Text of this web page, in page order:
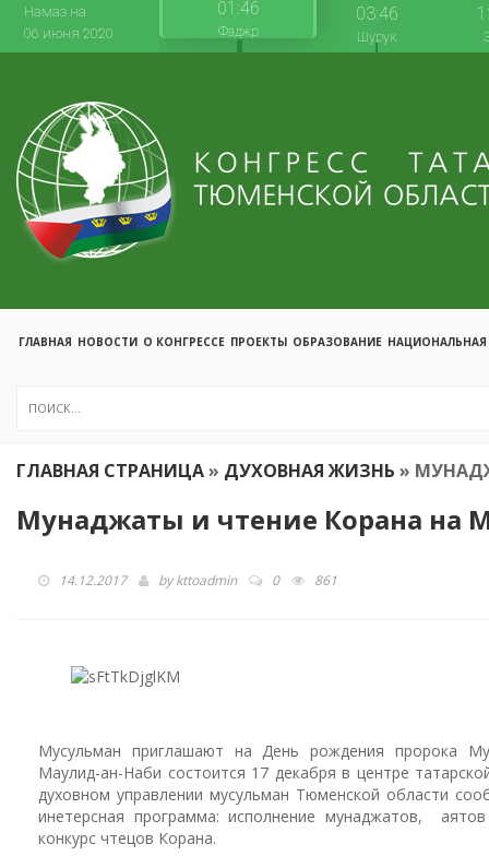
Намаз на
06 июня 2020
01:46
Фаджр
03:46
Шурук
ГЛАВНАЯ НОВОСТИ О КОНГРЕССЕ ПРОЕКТЫ ОБРАЗОВАНИЕ
ГЛАВНАЯ СТРАНИЦА» ДУХОВНАЯ ЖИЗНЬ »
Мунаджаты и чтение Корана на
14.12.2017 bykttoadmin 0 861
Мусульман приглашают на День рождения пророка
Маулид-ан-Наби состоится 17 декабря в центре
духовном управлении мусульман Тюменской области
инетерсная программа: исполнение мунаджатов,
конкурс чтецов Корана.